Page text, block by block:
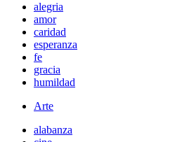
alegria
amor
caridad
esperanza
fe
gracia
humildad
Arte
alabanza